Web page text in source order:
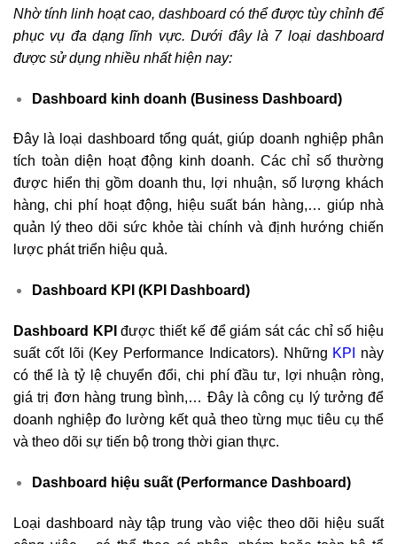
Nhờ tính linh hoạt cao, dashboard có thể được tùy chỉnh để
phục vụ đa dạng lĩnh vực. Dưới đây là 7 loại dashboard
được sử dụng nhiều nhất hiện nay:
Dashboard kinh doanh (Business Dashboard)
Đây là loại dashboard tổng quát, giúp doanh nghiệp phân
tích toàn diện hoạt động kinh doanh. Các chỉ số thường
được hiển thị gồm doanh thu, lợi nhuận, số lượng khách
hàng, chi phí hoạt động, hiệu suất bán hàng,… giúp nhà
quản lý theo dõi sức khỏe tài chính và định hướng chiến
lược phát triển hiệu quả.
Dashboard KPI (KPI Dashboard)
Dashboard KPI được thiết kế để giám sát các chỉ số hiệu
suất cốt lõi (Key Performance Indicators). Những KPI
này
có thể là tỷ lệ chuyển đổi, chi phí đầu tư, lợi nhuận ròng,
giá trị đơn hàng trung bình,… Đây là công cụ lý tưởng để
doanh nghiệp đo lường kết quả theo từng mục tiêu cụ thể
và theo dõi sự tiến bộ trong thời gian thực.
Dashboard hiệu suất (Performance Dashboard)
Loại dashboard này tập trung vào việc theo dõi hiệu suất